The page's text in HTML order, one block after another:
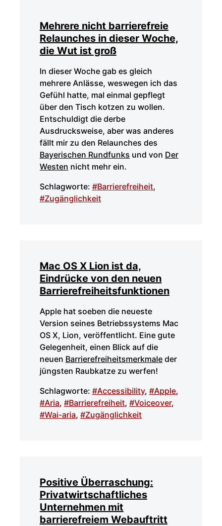
Mehrere nicht barrierefreie
Relaunches in dieser Woche,
die Wut ist groß
In dieser Woche gab es gleich
mehrere Anlässe, weswegen ich das
Gefühl hatte, mal einmal gepflegt
über den Tisch kotzen zu wollen.
Entschuldigt die derbe
Ausdrucksweise, aber was anderes
fällt mir zu den Relaunches des
Bayerischen Rundfunks und von Der
Westen nicht mehr ein.
Schlagworte: #Barrierefreiheit,
#Zugänglichkeit
Mac OS X Lion ist da,
Eindrücke von den neuen
Barrierefreiheitsfunktionen
Apple hat soeben die neueste
Version seines Betriebssystems Mac
OS X, Lion, veröffentlicht. Eine gute
Gelegenheit, einen Blick auf die
neuen Barrierefreiheitsmerkmale der
jüngsten Raubkatze zu werfen!
Schlagworte: #Accessibility, #Apple,
#Aria, #Barrierefreiheit, #Voiceover,
#Wai-aria, #Zugänglichkeit
Positive Überraschung:
Privatwirtschaftliches
Unternehmen mit
barrierefreiem Webauftritt